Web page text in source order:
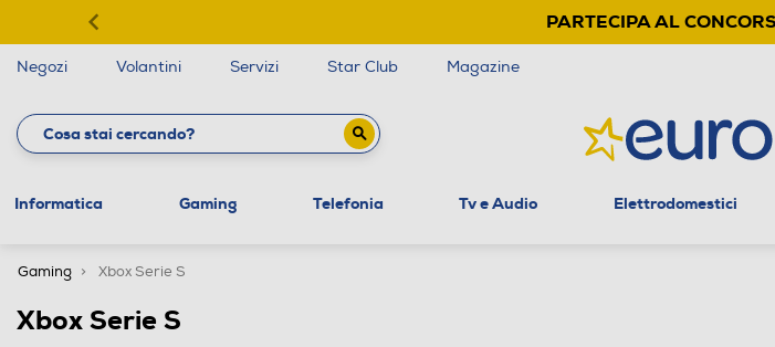
PARTECIPA AL
Negozi Volantini Servizi Star Club Magazine
Informatica Gaming Telefonia Tv e Audio Elettrodomestici
Gaming Xbox Serie S
Xbox Serie S